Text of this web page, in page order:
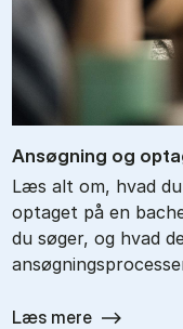
An­søg­ning og
Læs alt om, hvad
optaget på en
du søger, og hvad
Læs mere